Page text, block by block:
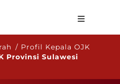
/ Profil Kepala OJK
Provinsi Sulawesi